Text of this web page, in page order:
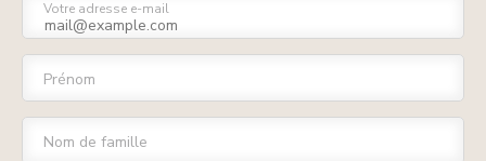
Votre adresse e-mail
Prénom
Nom de famille